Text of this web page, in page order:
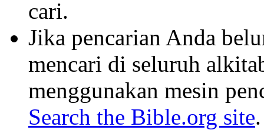
cari.
Jika pencarian Anda
mencari di seluruh
menggunakan mesin
Search the Bible.org site.